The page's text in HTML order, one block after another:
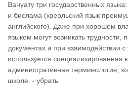
Вануату три государственных
и бислама (креольский язык
английского). Даже при хорошем
языком могут возникать трудности,
документах и при взаимодействии
используется специализированная
административная терминология,
школе. - убрать